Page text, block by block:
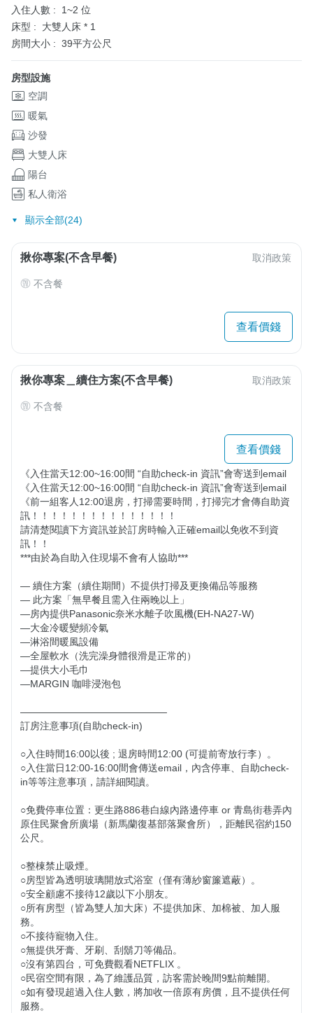
入住人數 :
1~2 位
床型 :
大雙人床 * 1
房間大小 : 39平方公尺
房型設施
空調
暖氣
沙發
大雙人床
陽台
私人衛浴
顯示全部(24)
揪你專案(不含早餐) 取消政策
不含餐
查看價錢
揪你專案＿續住方案(不含早餐) 取消政策
不含餐
查看價錢
《入住當天12:00~16:00間 “自助check-in 資訊”會寄送到email
《入住當天12:00~16:00間 “自助check-in 資訊”會寄送到email
《前一組客人12:00退房，打掃需要時間，打掃完才會傳自助資
訊！！！！！！！！！！！！！！！
請清楚閱讀下方資訊並於訂房時輸入正確email以免收不到資
訊！！
***由於為自助入住現場不會有人協助***
— 續住方案（續住期間）不提供打掃及更換備品等服務
— 此方案「無早餐且需入住兩晚以上」
—房內提供Panasonic奈米水離子吹風機(EH-NA27-W)
—大金冷暖變頻冷氣
—淋浴間暖風設備
—全屋軟水（洗完澡身體很滑是正常的）
—提供大小毛巾
—MARGIN 咖啡浸泡包
———————————————
訂房注意事項(自助check-in)
○入住時間16:00以後 ; 退房時間12:00 (可提前寄放行李）。
○入住當日12:00-16:00間會傳送email，內含停車、自助check-
in等等注意事項，請詳細閱讀。
○免費停車位置：更生路886巷白線內路邊停車 or 青島街巷弄內
原住民聚會所廣場（新馬蘭復基部落聚會所），距離民宿約150
公尺。
○整棟禁止吸煙。
○房型皆為透明玻璃開放式浴室（僅有薄紗窗簾遮蔽）。
○安全顧慮不接待12歲以下小朋友。
○所有房型（皆為雙人加大床）不提供加床、加棉被、加人服
務。
○不接待寵物入住。
○無提供牙膏、牙刷、刮鬍刀等備品。
○沒有第四台，可免費觀看NETFLIX 。
○民宿空間有限，為了維護品質，訪客需於晚間9點前離開。
○如有發現超過入住人數，將加收一倍原有房價，且不提供任何
服務。